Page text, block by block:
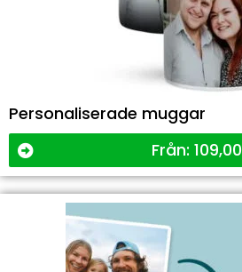
Personaliserade muggar
Från: 109,00